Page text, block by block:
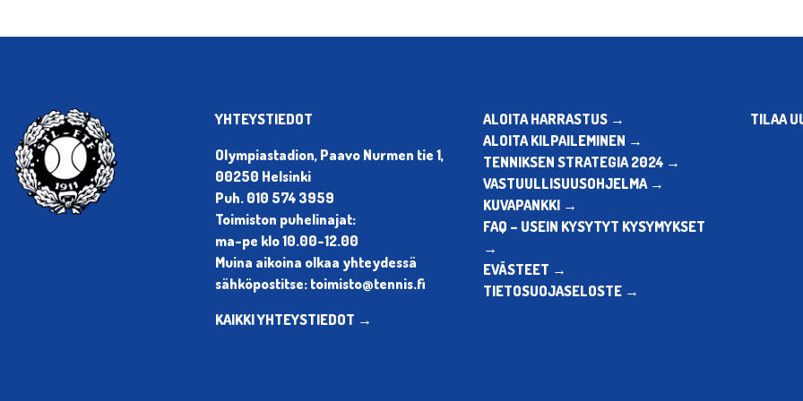
YHTEYSTIEDOT
Olympiastadion, Paavo Nurmen tie 1,
00250 Helsinki
Puh. 010 574 3959
Toimiston puhelinajat:
ma-pe klo 10.00-12.00
Muina aikoina olkaa yhteydessä
sähköpostitse: toimisto@tennis.fi
KAIKKI YHTEYSTIEDOT →
ALOITA HARRASTUS →
ALOITA KILPAILEMINEN →
TENNIKSEN STRATEGIA 2024 →
VASTUULLISUUSOHJELMA →
KUVAPANKKI →
FAQ – USEIN KYSYTYT KYSYMYKSET
→
EVÄSTEET →
TIETOSUOJASELOSTE →
TILAA